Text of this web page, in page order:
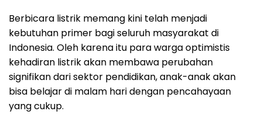
Berbicara listrik memang kini telah menjadi
kebutuhan primer bagi seluruh masyarakat di
Indonesia. Oleh karena itu para warga optimistis
kehadiran listrik akan membawa perubahan
signifikan dari sektor pendidikan, anak-anak akan
bisa belajar di malam hari dengan pencahayaan
yang cukup.